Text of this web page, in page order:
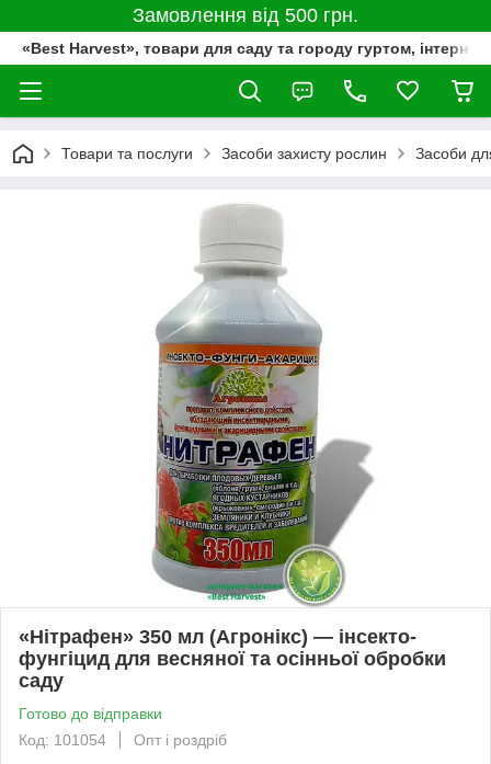
Замовлення від 500 грн.
«Best Harvest», товари для саду та городу гуртом,
Товари та послуги Засоби захисту рослин Засоби
«Нітрафен» 350 мл (Агронікс) — інсекто-
фунгіцид для весняної та осінньої обробки
саду
Готово до відправки
Код: 101054
Опт і роздріб